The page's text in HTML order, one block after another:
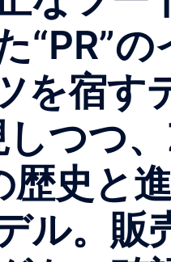
宿す
つつ
史と
ル。販